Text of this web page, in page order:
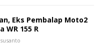
Eks Pembalap Moto2
WR 155 R